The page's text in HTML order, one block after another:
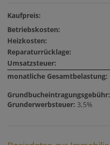
Kaufpreis:
Betriebskosten:
Heizkosten:
Reparaturrücklage:
Umsatzsteuer:
monatliche Gesamtbelastung:
Grundbucheintragungsgebühr:
Grunderwerbsteuer: 3,5%